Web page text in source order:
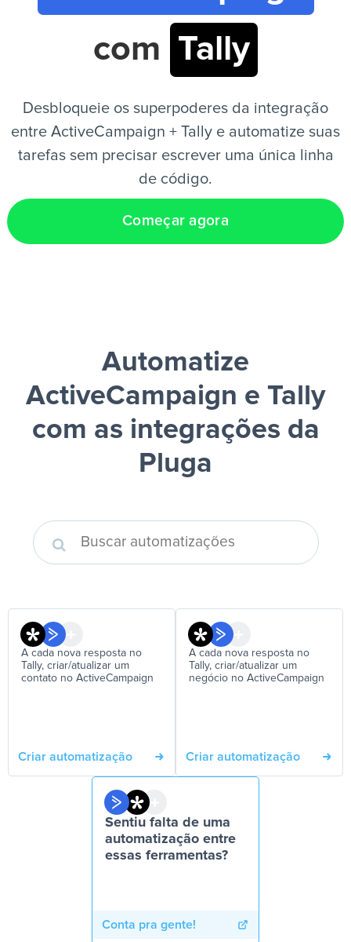
PT
com Tally
Desbloqueie os superpoderes da integração
entre ActiveCampaign + Tally e automatize suas
tarefas sem precisar escrever uma única linha
de código.
Começar agora
Automatize
ActiveCampaign e Tally
com as integrações da
Pluga
A cada nova resposta no
Tally, criar/atualizar um
contato no ActiveCampaign
Criar automatização
A cada nova resposta no
Tally, criar/atualizar um
negócio no ActiveCampaign
Criar automatização
Sentiu falta de uma
automatização entre
essas ferramentas?
Conta pra gente!